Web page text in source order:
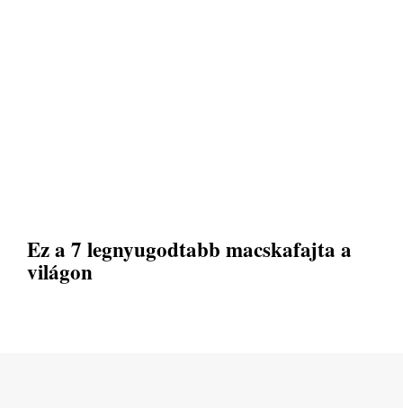
Ez a 7 legnyugodtabb macskafajta a
világon